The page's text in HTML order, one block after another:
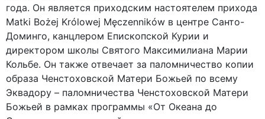
года. Он является приходским настоятелем прихода
Matki Bożej Królowej Męczenników в центре Санто-
Доминго, канцлером Епископской Курии и
директором школы Святого Максимилиана Марии
Кольбе. Он также отвечает за паломничество копии
образа Ченстоховской Матери Божьей по всему
Эквадору – паломничества Ченстоховской Матери
Божьей в рамках программы «От Океана до